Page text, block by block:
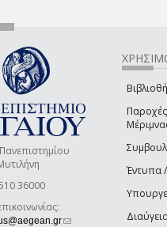
36000
(link sends e-mail)
Έντυπα /